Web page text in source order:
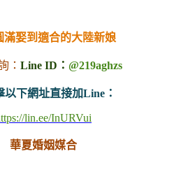
滿娶到適合的大陸新娘
： Line ID： @219aghzs
以下網址直接加Line：
lin.ee/InURVui
華夏婚姻媒合